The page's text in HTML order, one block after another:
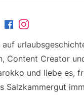
Content Creator
und liebe es,
Salzkammergut